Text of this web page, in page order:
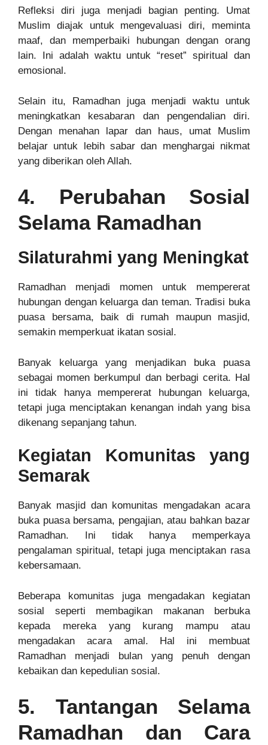
Refleksi diri juga menjadi bagian penting. Umat
Muslim diajak untuk mengevaluasi diri, meminta
maaf, dan memperbaiki hubungan dengan orang
lain. Ini adalah waktu untuk “reset” spiritual dan
emosional.
Selain itu, Ramadhan juga menjadi waktu untuk
meningkatkan kesabaran dan pengendalian diri.
Dengan menahan lapar dan haus, umat Muslim
belajar untuk lebih sabar dan menghargai nikmat
yang diberikan oleh Allah.
4. Perubahan Sosial
Selama Ramadhan
Silaturahmi yang Meningkat
Ramadhan menjadi momen untuk mempererat
hubungan dengan keluarga dan teman. Tradisi buka
puasa bersama, baik di rumah maupun masjid,
semakin memperkuat ikatan sosial.
Banyak keluarga yang menjadikan buka puasa
sebagai momen berkumpul dan berbagi cerita. Hal
ini tidak hanya mempererat hubungan keluarga,
tetapi juga menciptakan kenangan indah yang bisa
dikenang sepanjang tahun.
Kegiatan Komunitas yang
Semarak
Banyak masjid dan komunitas mengadakan acara
buka puasa bersama, pengajian, atau bahkan bazar
Ramadhan. Ini tidak hanya memperkaya
pengalaman spiritual, tetapi juga menciptakan rasa
kebersamaan.
Beberapa komunitas juga mengadakan kegiatan
sosial seperti membagikan makanan berbuka
kepada mereka yang kurang mampu atau
mengadakan acara amal. Hal ini membuat
Ramadhan menjadi bulan yang penuh dengan
kebaikan dan kepedulian sosial.
5. Tantangan Selama
Ramadhan dan Cara